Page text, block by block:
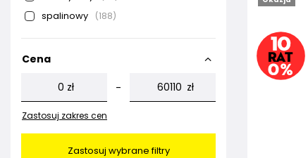
spalinowy 188
Cena
zł
- zł
Zastosuj zakres cen
Zastosuj wybrane filtry